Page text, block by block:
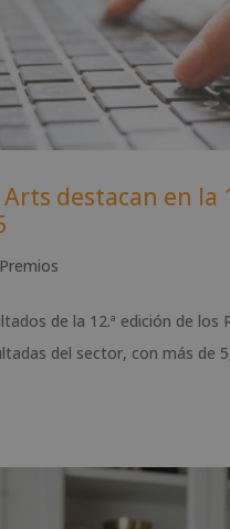
Arts destacan en
Premios
de la 12.ª edición de los
del sector, con más de